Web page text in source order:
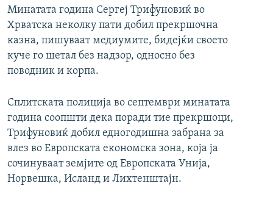
Минатата година Сергеј Трифуновиќ во
Хрватска неколку пати добил прекршочна
казна, пишуваат медиумите, бидејќи своето
куче го шетал без надзор, односно без
поводник и корпа.
Сплитската полиција во септември минатата
година соопшти дека поради тие прекршоци,
Трифуновиќ добил едногодишна забрана за
влез во Европската економска зона, која ја
сочинуваат земјите од Европската Унија,
Норвешка, Исланд и Лихтенштајн.